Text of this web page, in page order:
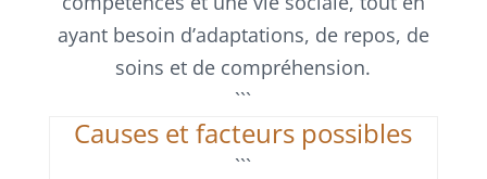
ayant besoin d’adaptations, de repos, de
soins et de compréhension.
```
Causes et facteurs possibles
```